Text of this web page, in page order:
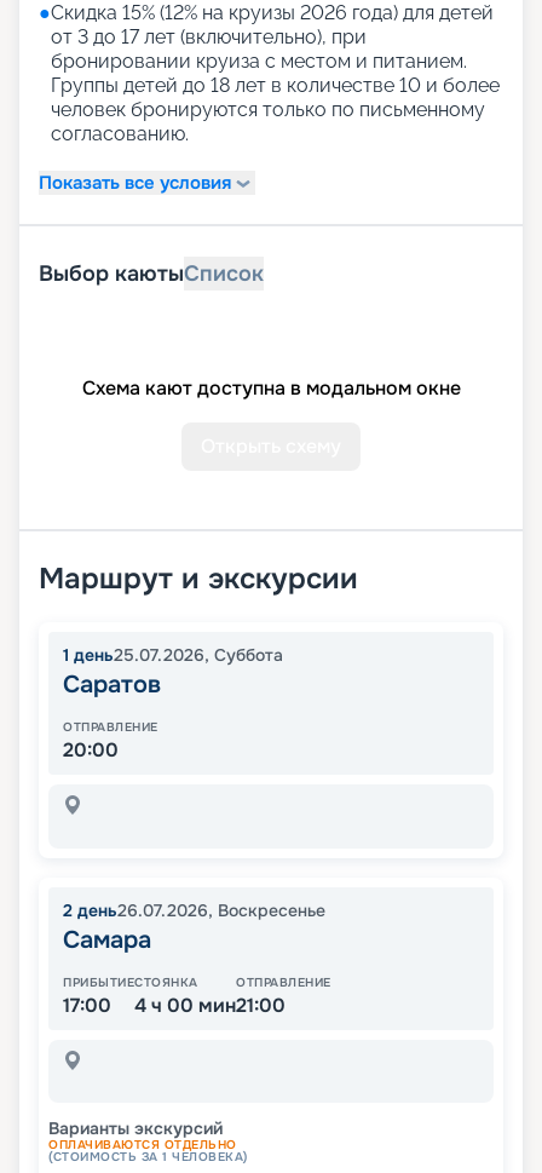
●Скидка 15% (12% на круизы 2026 года) для детей
от 3 до 17 лет (включительно), при
бронировании круиза с местом и питанием.
Группы детей до 18 лет в количестве 10 и более
человек бронируются только по письменному
согласованию.
Показать все условия
Выбор каютыСписок
Схема кают доступна в модальном окне
Маршрут и экскурсии
1 день25.07.2026, Суббота
Саратов
ОТПРАВЛЕНИЕ
20:00
2 день26.07.2026, Воскресенье
Самара
ПРИБЫТИЕ
17:00
СТОЯНКА
4 ч 00 мин
ОТПРАВЛЕНИЕ
21:00
Варианты экскурсий
ОПЛАЧИВАЮТСЯ ОТДЕЛЬНО
(СТОИМОСТЬ ЗА 1 ЧЕЛОВЕКА)